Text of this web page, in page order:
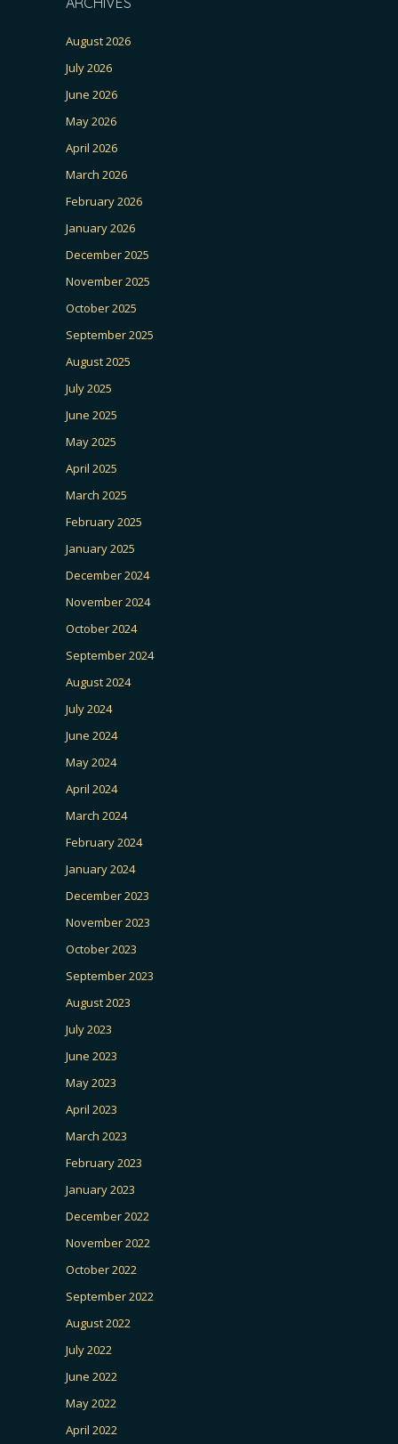
August 2026
July 2026
June 2026
May 2026
April 2026
March 2026
February 2026
January 2026
December 2025
November 2025
October 2025
September 2025
August 2025
July 2025
June 2025
May 2025
April 2025
March 2025
February 2025
January 2025
December 2024
November 2024
October 2024
September 2024
August 2024
July 2024
June 2024
May 2024
April 2024
March 2024
February 2024
January 2024
December 2023
November 2023
October 2023
September 2023
August 2023
July 2023
June 2023
May 2023
April 2023
March 2023
February 2023
January 2023
December 2022
November 2022
October 2022
September 2022
August 2022
July 2022
June 2022
May 2022
April 2022